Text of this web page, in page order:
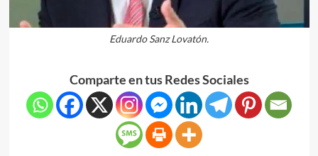
Eduardo Sanz Lovatón.
Comparte en tus Redes Sociales